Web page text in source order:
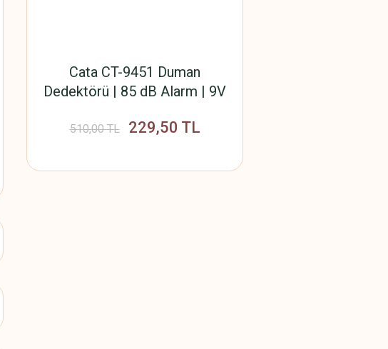
Cata CT-9451 Duman
Dedektörü | 85 dB Alarm | 9V
cm Yangın Uyarı Dedektörü
510,00 TL 229,50 TL